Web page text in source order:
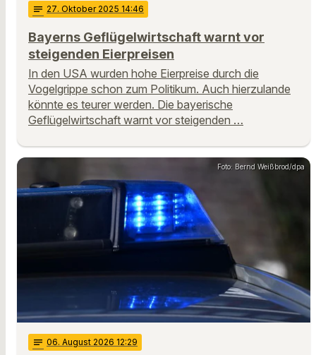
notes 27. Oktober 2025 14:46
Bayerns Geflügelwirtschaft warnt vor
steigenden Eierpreisen
In den USA wurden hohe Eierpreise durch die
Vogelgrippe schon zum Politikum. Auch hierzulande
könnte es teurer werden. Die bayerische
Geflügelwirtschaft warnt vor steigenden …
Foto: Bernd Weißbrod/dpa
notes 06. August 2026 12:29